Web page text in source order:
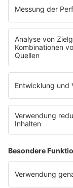
Mit den Waffeln
SERVICE
Empfang
barba radio App
Impressum
Datenschutz
Clubbedingungen
Werbung
Waffel-
80s80s.de